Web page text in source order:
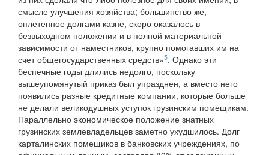
смысле улучшения хозяйства; большинство же,
оплетенное долгами казне, скоро оказалось в
безвыходном положении и в полной материальной
зависимости от наместников, крупно помогавших им на
счет общегосударственных средств»5. Однако эти
беспечные годы длились недолго, поскольку
вышеупомянутый приказ был упразднен, а вместо него
появились разные кредитные компании, которые больше
не делали великодушных уступок грузинским помещикам.
Параллельно экономическое положение знатных
грузинских землевладельцев заметно ухудшилось. Долг
карталинских помещиков в банковских учреждениях, по